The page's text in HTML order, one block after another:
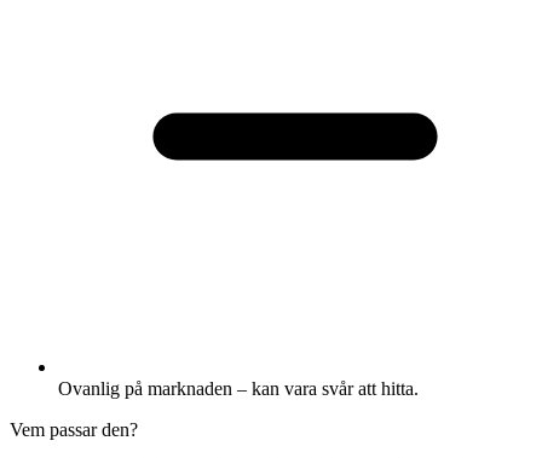
Ovanlig på marknaden – kan vara svår att hitta.
Vem passar den?